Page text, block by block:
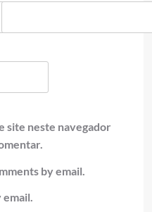
site neste navegador
by email.